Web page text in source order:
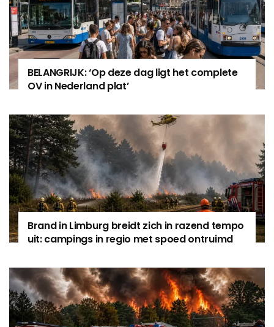
BELANGRIJK: ‘Op deze dag ligt het complete
OV in Nederland plat’
Brand in Limburg breidt zich in razend tempo
uit: campings in regio met spoed ontruimd